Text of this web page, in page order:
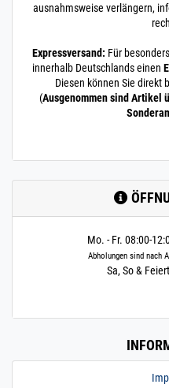
ausnahmsweise verlängern,
Expressversand: Für
innerhalb Deutschlands einen
Diesen können Sie direkt
(Ausgenommen sind Artikel
Mo. - Fr. 08:00-
Abholungen sind nach
Sa, So &